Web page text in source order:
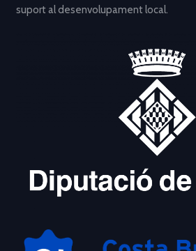
suport al desenvolupament local.